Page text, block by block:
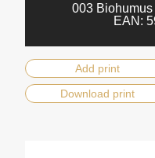
003 Biohumus
EAN:
Add print
Download print